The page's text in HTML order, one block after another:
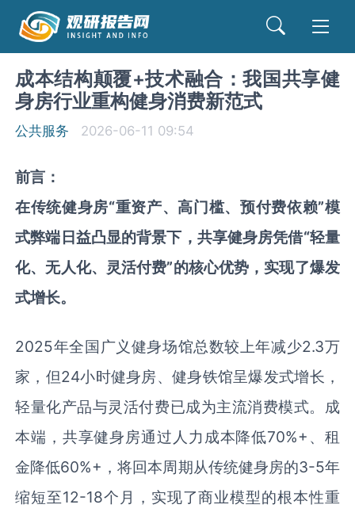
成本结构颠覆+技术融合：我国共享健
身房行业重构健身消费新范式
公共服务 2026-06-11 09:54
前言：
在传统健身房“重资产、高门槛、预付费依赖”模
式弊端日益凸显的背景下，共享健身房凭借“轻量
化、无人化、灵活付费”的核心优势，实现了爆发
式增长。
2025年全国广义健身场馆总数较上年减少2.3万
家，但24小时健身房、健身铁馆呈爆发式增长，
轻量化产品与灵活付费已成为主流消费模式。成
本端，共享健身房通过人力成本降低70%+ 、租
金降低60%+ ，将回本周期从传统健身房的3-5年
缩短至12-18个月，实现了商业模型的根本性重